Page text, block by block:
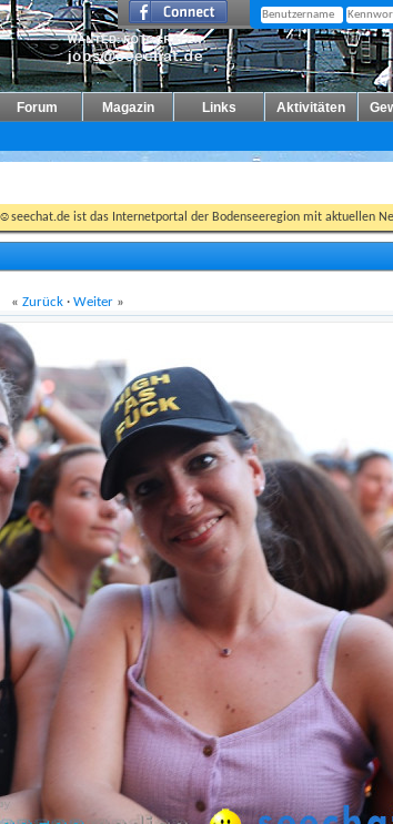
Forum Magazin Links Aktivitäten
ist das Internetportal der Bodenseeregion mit aktuellen
« Zurück· Weiter»